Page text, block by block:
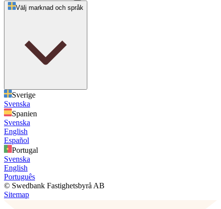
Välj marknad och språk
Sverige
Svenska
Spanien
Svenska
English
Español
Portugal
Svenska
English
Português
© Swedbank Fastighetsbyrå AB
Sitemap